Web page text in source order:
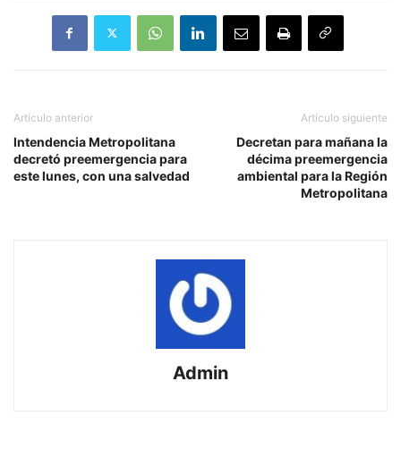
Artículo anterior
Intendencia Metropolitana
decretó preemergencia para
este lunes, con una salvedad
Artículo siguiente
Decretan para mañana la
décima preemergencia
ambiental para la Región
Metropolitana
Admin